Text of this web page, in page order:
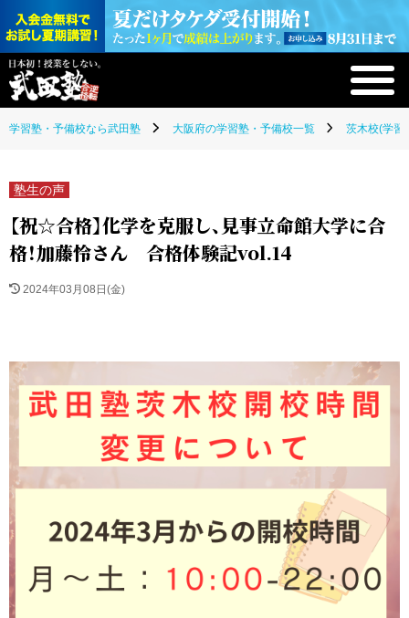
学習塾・予備校なら武田塾 大阪府の学習塾・予備校一覧 茨木校(学習
塾生の声
【祝☆合格】化学を克服し、見事立命館大学に合
格！加藤怜さん 合格体験記vol.14
2024年03月08日(金)